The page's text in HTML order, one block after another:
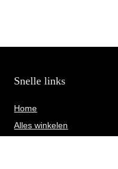
Snelle links
Home
Alles winkelen